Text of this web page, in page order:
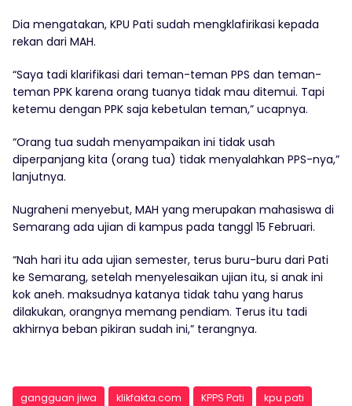
Dia mengatakan, KPU Pati sudah mengklafirikasi kepada
rekan dari MAH.
“Saya tadi klarifikasi dari teman-teman PPS dan teman-
teman PPK karena orang tuanya tidak mau ditemui. Tapi
ketemu dengan PPK saja kebetulan teman,” ucapnya.
“Orang tua sudah menyampaikan ini tidak usah
diperpanjang kita (orang tua) tidak menyalahkan PPS-nya,”
lanjutnya.
Nugraheni menyebut, MAH yang merupakan mahasiswa di
Semarang ada ujian di kampus pada tanggl 15 Februari.
“Nah hari itu ada ujian semester, terus buru-buru dari Pati
ke Semarang, setelah menyelesaikan ujian itu, si anak ini
kok aneh. maksudnya katanya tidak tahu yang harus
dilakukan, orangnya memang pendiam. Terus itu tadi
akhirnya beban pikiran sudah ini,” terangnya.
gangguan jiwa klikfakta.com KPPS Pati
kpu pati